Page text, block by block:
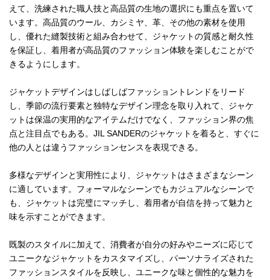
えて、洗練された職人技と高品質の生地の選択にも重点を置いて
います。高品質のウール、カシミヤ、革、その他の素材を使用
し、優れた縫製技術と組み合わせて、ジャケットの質感と耐久性
を保証し、着用者が高品質のファッション体験を楽しむことがで
きるようにします。
ジャケットデザインはしばしばファッショントレンドをリード
し、季節の流行要素と独特なデザイン理念を取り入れて、ジャケ
ットは保温の実用的なアイテムだけでなく、ファッション界の焦
点と注目点でもある。JIL SANDERのジャケットを着ると、すぐに
他の人とは違うファッションセンスを表現できる。
多様なデザインと実用性により、ジャケットはさまざまなシーン
に適しています。フォーマルなシーンでもカジュアルなシーンで
も、ジャケットは完璧にマッチし、着用者が自信を持って魅力と
味を示すことができます。
既製のスタイルに加えて、消費者が自分の好みやニーズに応じて
ユニークなジャケットをカスタマイズし、パーソナライズされた
ファッションスタイルを反映し、ユニークな味と個性的な魅力を